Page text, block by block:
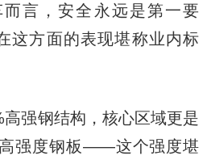
，安全永远是第一要
这方面的表现堪称业内标
强钢结构，核心区域更是
强度钢板——这个强度堪